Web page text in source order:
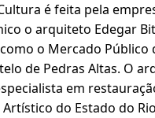
é feita pela
o arquiteto Edegar
o Mercado
de Pedras Altas. O
em
do Estado do